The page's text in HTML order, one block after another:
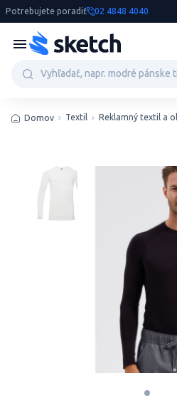
Potrebujete poradiť 02 4848 4040
Domov Textil Reklamný textil a